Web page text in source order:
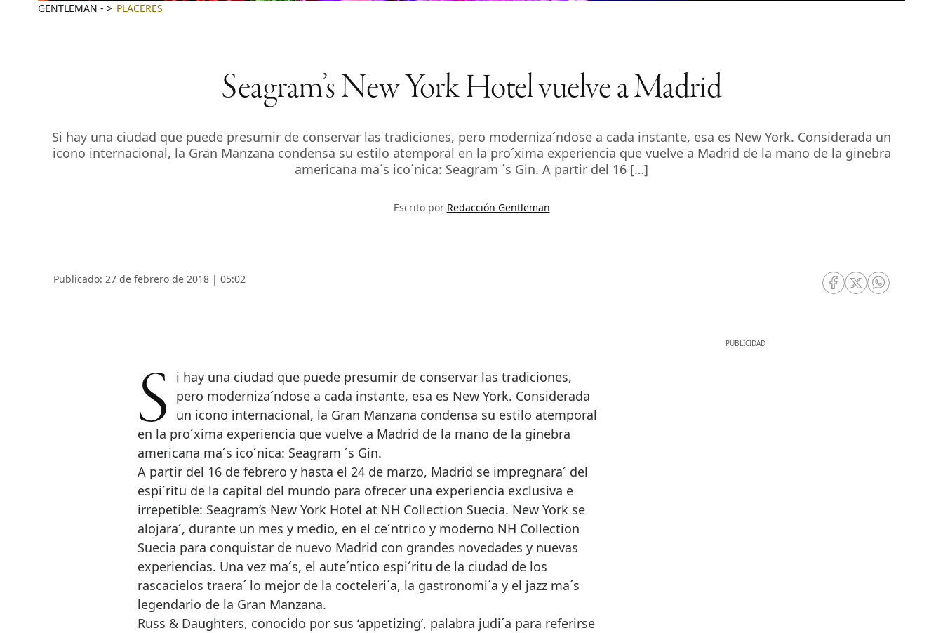
GENTLEMAN - PLACERES
Seagram’s New York Hotel vuelve a Madrid
Si hay una ciudad que puede presumir de conservar las tradiciones, pero moderniza´ndose a cada instante, esa es New York. Considerada un
icono internacional, la Gran Manzana condensa su estilo atemporal en la pro´xima experiencia que vuelve a Madrid de la mano de la ginebra
americana ma´s ico´nica: Seagram ´s Gin. A partir del 16 […]
Escrito por Redacción Gentleman
Publicado: 27 de febrero de 2018 | 05:02
RRSS Facebook
RRSS Twitter
RRSS
Si hay una ciudad que puede presumir de conservar las tradiciones,
pero moderniza´ndose a cada instante, esa es New York. Considerada
un icono internacional, la Gran Manzana condensa su estilo atemporal
en la pro´xima experiencia que vuelve a Madrid de la mano de la ginebra
americana ma´s ico´nica: Seagram ´s Gin.
A partir del 16 de febrero y hasta el 24 de marzo, Madrid se impregnara´ del
espi´ritu de la capital del mundo para ofrecer una experiencia exclusiva e
irrepetible: Seagram’s New York Hotel at NH Collection Suecia. New York se
alojara´, durante un mes y medio, en el ce´ntrico y moderno NH Collection
Suecia para conquistar de nuevo Madrid con grandes novedades y nuevas
experiencias. Una vez ma´s, el aute´ntico espi´ritu de la ciudad de los
rascacielos traera´ lo mejor de la cocteleri´a, la gastronomi´a y el jazz ma´s
legendario de la Gran Manzana.
Russ & Daughters, conocido por sus ‘appetizing’, palabra judi´a para referirse